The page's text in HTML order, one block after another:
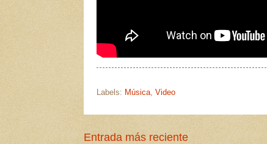
Labels: Música Video
Entrada más reciente